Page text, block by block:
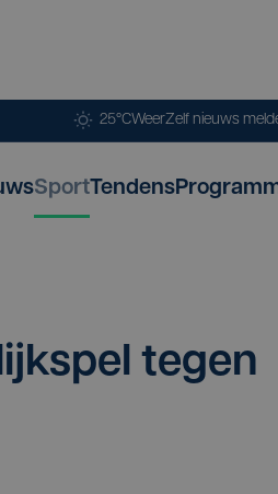
25°CWeerZelf nieuws
SportTendens
tegen